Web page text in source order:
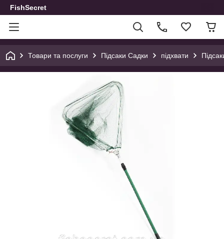
FishSecret
Товари та послуги Підсаки Садки підхвати